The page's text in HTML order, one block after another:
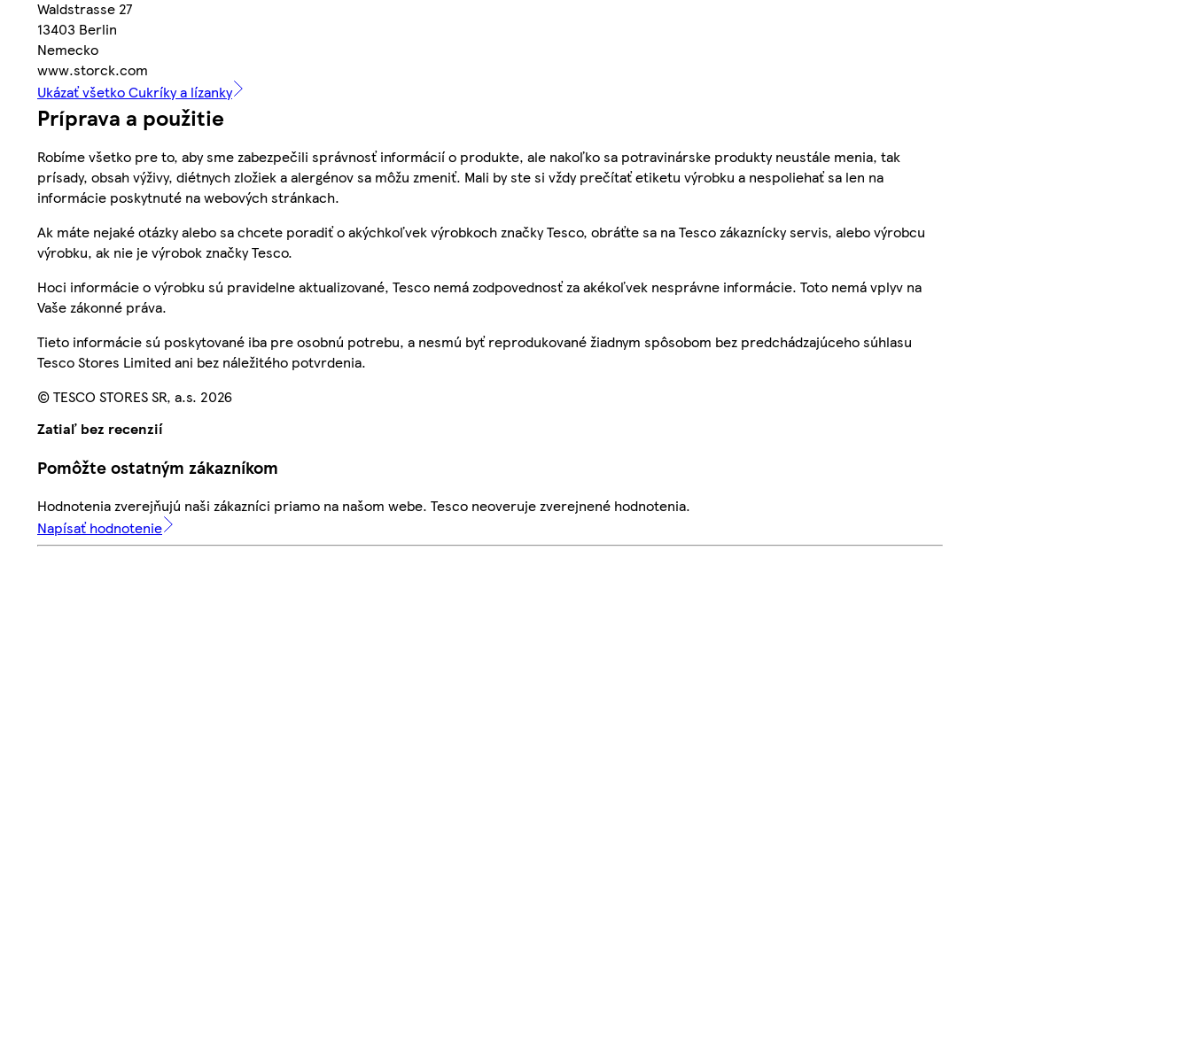
Waldstrasse 27
13403 Berlin
Nemecko
www.storck.com
Ukázať všetko Cukríky a lízanky
Príprava a použitie
Robíme všetko pre to, aby sme zabezpečili správnosť informácií o produkte, ale nakoľko sa potravinárske produkty neustále menia, tak
prísady, obsah výživy, diétnych zložiek a alergénov sa môžu zmeniť. Mali by ste si vždy prečítať etiketu výrobku a nespoliehať sa len na
informácie poskytnuté na webových stránkach.
Ak máte nejaké otázky alebo sa chcete poradiť o akýchkoľvek výrobkoch značky Tesco, obráťte sa na Tesco zákaznícky servis, alebo výrobcu
výrobku, ak nie je výrobok značky Tesco.
Hoci informácie o výrobku sú pravidelne aktualizované, Tesco nemá zodpovednosť za akékoľvek nesprávne informácie. Toto nemá vplyv na
Vaše zákonné práva.
Tieto informácie sú poskytované iba pre osobnú potrebu, a nesmú byť reprodukované žiadnym spôsobom bez predchádzajúceho súhlasu
Tesco Stores Limited ani bez náležitého potvrdenia.
© TESCO STORES SR, a.s. 2026
Zatiaľ bez recenzií
Pomôžte ostatným zákazníkom
Hodnotenia zverejňujú naši zákazníci priamo na našom webe. Tesco neoveruje zverejnené hodnotenia.
Napísať hodnotenie